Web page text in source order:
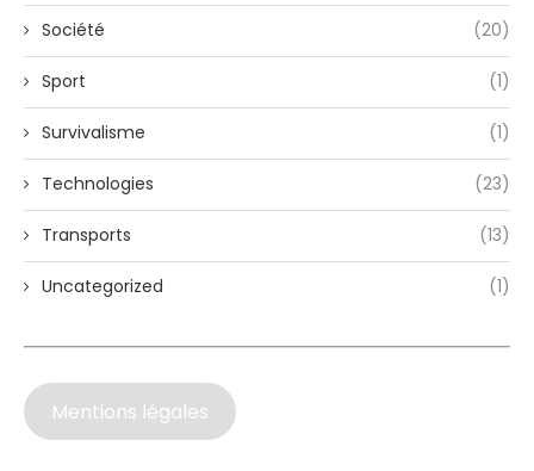
Société (20)
Sport (1)
Survivalisme (1)
Technologies (23)
Transports (13)
Uncategorized (1)
Mentions légales